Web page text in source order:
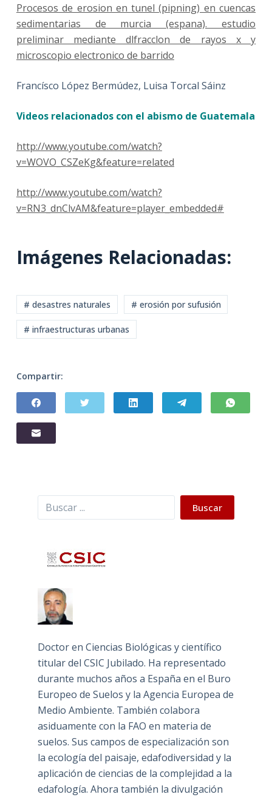
Procesos de erosion en tunel (pipning) en cuencas
sedimentarias de murcia (espana). estudio
preliminar mediante dlfracclon de rayos x y
microscopio electronico de barrido
Francísco López Bermúdez, Luisa Torcal Sáinz
Videos relacionados con el abismo de Guatemala
http://www.youtube.com/watch?
v=WOVO_CSZeKg&feature=related
http://www.youtube.com/watch?
v=RN3_dnClvAM&feature=player_embedded#
Imágenes Relacionadas:
# desastres naturales # erosión por sufusión
# infraestructuras urbanas
Compartir:
Buscar Buscar
Doctor en Ciencias Biológicas y científico
titular del CSIC Jubilado. Ha representado
durante muchos años a España en el Buro
Europeo de Suelos y la Agencia Europea de
Medio Ambiente. También colabora
asiduamente con la FAO en materia de
suelos. Sus campos de especialización son
la ecología del paisaje, edafodiversidad y la
aplicación de ciencias de la complejidad a la
edafología. Ahora también la divulgación